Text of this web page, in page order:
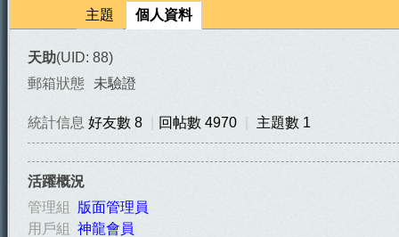
主題 個人資料
天助(UID: 88)
郵箱狀態
未驗證
統計信息 好友數 8 回帖數 4970 主題數 1
活躍概況
管理組 版面管理員
用戶組 神龍會員